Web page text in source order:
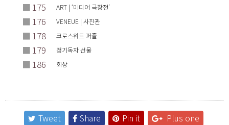
■ 175 ART | ‘미디어 극장전’
■ 176 VENEUE | 사진관
■ 178 크로스워드 퍼즐
■ 179 정기독자 선물
■ 186 회상
Tweet Share Pin it
Plus one